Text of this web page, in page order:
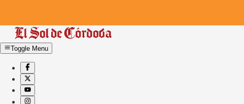
Toggle Menu